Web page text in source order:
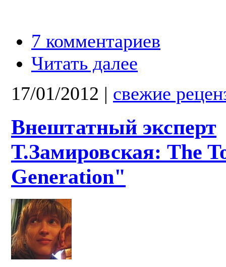
7 комментариев
Читать далее
17/01/2012 | свежие
Внештатный эксперт
Т.Замировская: The
Generation"